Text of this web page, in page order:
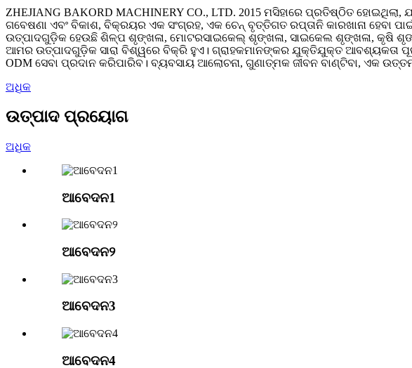
ZHEJIANG BAKORD MACHINERY CO., LTD. 2015 ମସିହାରେ ପ୍ରତିଷ୍ଠିତ ହୋଇଥିଲା,
ଗବେଷଣା ଏବଂ ବିକାଶ, ବିକ୍ରୟର ଏକ ସଂଗ୍ରହ, ଏକ ଚେନ୍ ବୃତ୍ତିଗତ ରପ୍ତାନି କାରଖାନା
ଉତ୍ପାଦଗୁଡ଼ିକ ହେଉଛି ଶିଳ୍ପ ଶୃଙ୍ଖଳା, ମୋଟରସାଇକେଲ୍ ଶୃଙ୍ଖଳା, ସାଇକେଲ ଶୃଙ୍ଖଳା, କୃଷି
ଆମର ଉତ୍ପାଦଗୁଡ଼ିକ ସାରା ବିଶ୍ୱରେ ବିକ୍ରି ହୁଏ। ଗ୍ରାହକମାନଙ୍କର ଯୁକ୍ତିଯୁକ୍ତ ଆବଶ୍ୟକତା
ODM ସେବା ପ୍ରଦାନ କରିପାରିବ। ବ୍ୟବସାୟ ଆଲୋଚନା, ଗୁଣାତ୍ମକ ଜୀବନ ବାଣ୍ଟିବା, ଏକ
ଅଧିକ
ଉତ୍ପାଦ ପ୍ରୟୋଗ
ଅଧିକ
ଆବେଦନ1
ଆବେଦନ୨
ଆବେଦନ3
ଆବେଦନ4